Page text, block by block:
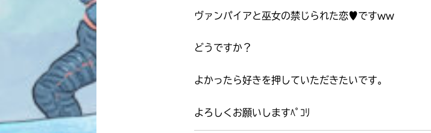
ヴァンパイアと巫女の禁じられた恋♥️ですww
どうですか？
よかったら好きを押していただきたいです。
よろしくお願いしますﾍﾟｺﾘ